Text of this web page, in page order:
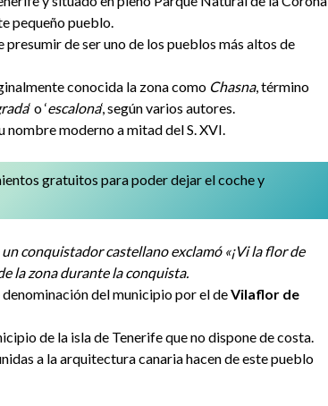
pequeño pueblo.
de ser uno de los pueblos más altos de
conocida la zona como Chasna, término
‘ o ‘escalona‘, según varios autores.
nombre moderno a mitad del S. XVI.
gratuitos para poder dejar el coche y
conquistador castellano exclamó «¡Vi la flor de
la zona durante la conquista.
del municipio por el deVilaflor de
de la isla de Tenerife que no dispone de costa.
a la arquitectura canaria hacen de este pueblo